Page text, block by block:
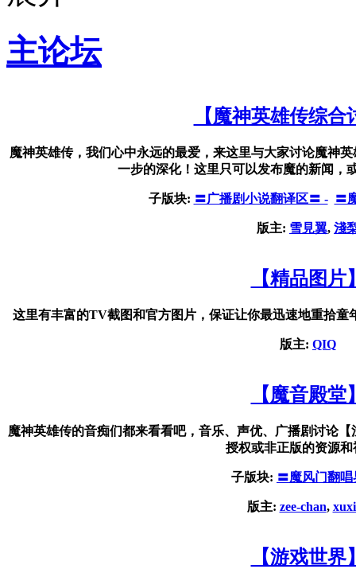
主论坛
【魔神英雄传综合
魔神英雄传，我们心中永远的最爱，来这里与大家讨论魔神
一步的深化！这里只可以发布魔的新闻，
子版块: 〓广播剧小说翻译区〓 - 〓
版主: 雪見翼, 淺
【精品图片
这里有丰富的TV截图和官方图片，保证让你最迅速地重拾
版主: QIQ
【魔音殿堂
魔神英雄传的音痴们都来看看吧，音乐、声优、广播剧讨论
授权或非正版的资源和
子版块: 〓魔风门翻唱
版主: zee-chan,
【游戏世界